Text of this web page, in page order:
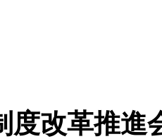
度改革推進